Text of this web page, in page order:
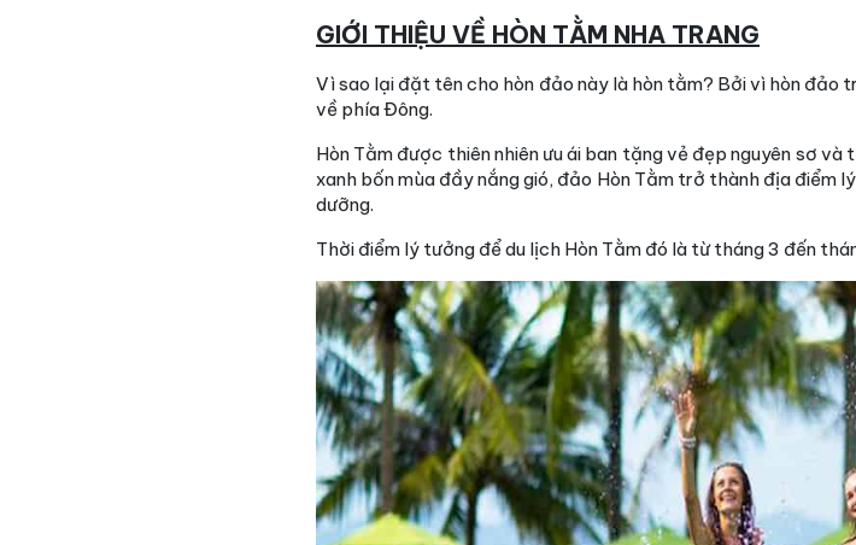
GIỚI THIỆU VỀ HÒN TẰM NHA TRANG
Vì sao lại đặt tên cho hòn đảo này là hòn tằm? Bởi vì hòn đảo
về phía Đông.
Hòn Tằm được thiên nhiên ưu ái ban tặng vẻ đẹp nguyên sơ
xanh bốn mùa đầy nắng gió, đảo Hòn Tằm trở thành địa điểm
dưỡng.
Thời điểm lý tưởng để du lịch Hòn Tằm đó là từ tháng 3 đến